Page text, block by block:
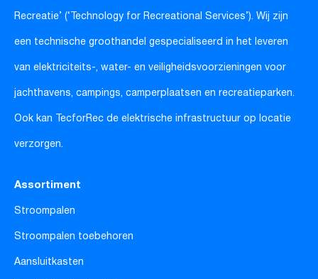
Recreatie’ (‘Technology for Recreational Services’). Wij zijn
een technische groothandel gespecialiseerd in het leveren
van elektriciteits-, water- en veiligheidsvoorzieningen voor
jachthavens, campings, camperplaatsen en recreatieparken.
Ook kan TecforRec de elektrische infrastructuur op locatie
verzorgen.
Assortiment
Stroompalen
Stroompalen toebehoren
Aansluitkasten